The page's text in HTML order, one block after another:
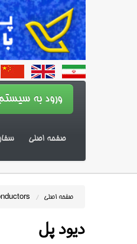
صفحه اصلی
صفحه اصلی /
دیود پل